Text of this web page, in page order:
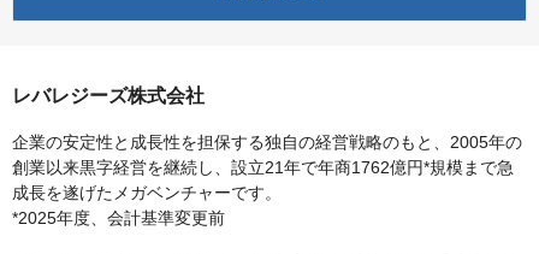
レバレジーズ株式会社
企業の安定性と成長性を担保する独自の経営戦略のもと、2005年の
創業以来黒字経営を継続し、設立21年で年商1762億円*規模まで急
成長を遂げたメガベンチャーです。
*2025年度、会計基準変更前